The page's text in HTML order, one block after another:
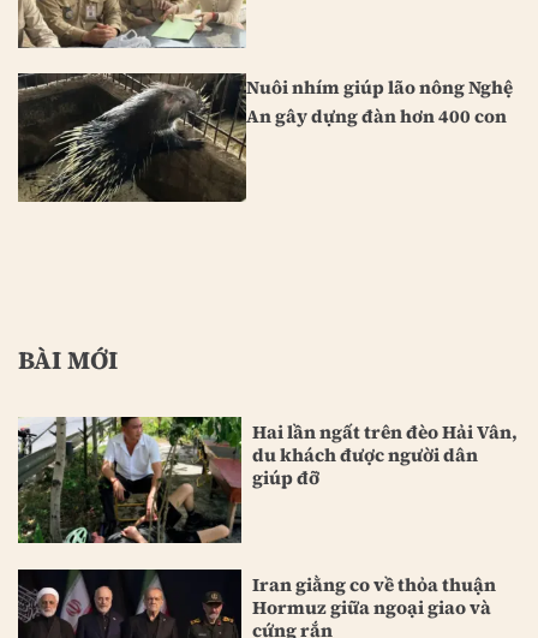
Nuôi nhím giúp lão nông Nghệ
An gây dựng đàn hơn 400 con
BÀI MỚI
Hai lần ngất trên đèo Hải Vân,
du khách được người dân
giúp đỡ
Iran giằng co về thỏa thuận
Hormuz giữa ngoại giao và
cứng rắn